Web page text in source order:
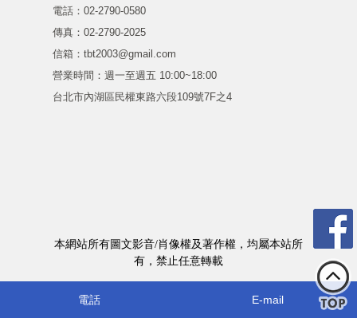
電話：02-2790-0580
傳真：02-2790-2025
信箱：tbt2003@gmail.com
營業時間：週一至週五 10:00~18:00
台北市內湖區民權東路六段109號7F之4
本網站所有圖文影音/肖像權及著作權，均屬本站所
有，禁止任意轉載
電話 E-mail